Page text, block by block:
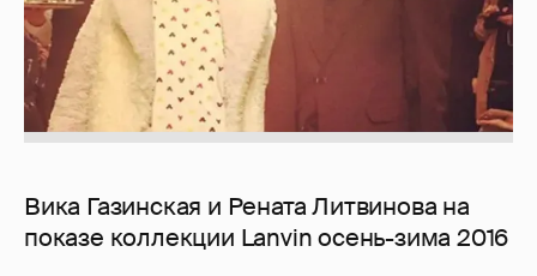
Вика Газинская и Рената Литвинова на
показе коллекции Lanvin осень-зима 2016